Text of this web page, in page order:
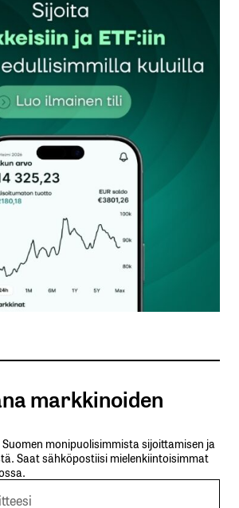
ei julkaista.Pakolliset
*
uutiskirje
markkinoiden
monipuolisimmista sijoittamisen ja
Saat sähköpostiisi mielenkiintoisimmat